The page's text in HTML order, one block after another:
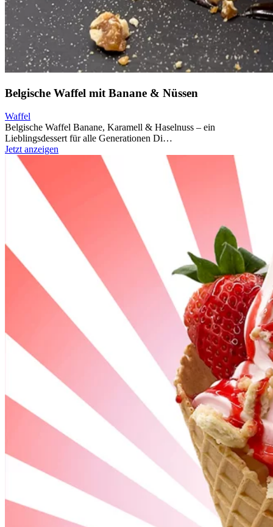
Belgische Waffel mit Banane & Nüssen
Waffel
Belgische Waffel Banane, Karamell & Haselnuss – ein
Lieblingsdessert für alle Generationen Di…
Jetzt anzeigen